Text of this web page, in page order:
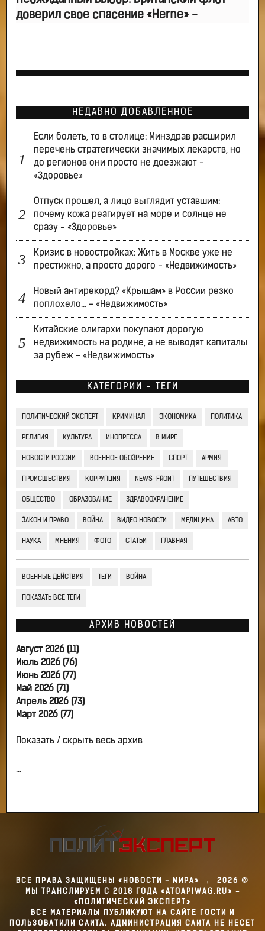
доверил свое спасение «Herne» -
НЕДАВНО ДОБАВЛЕННОЕ
Если болеть, то в столице: Минздрав расширил
перечень стратегически значимых лекарств, но
до регионов они просто не доезжают -
«Здоровье»
Отпуск прошел, а лицо выглядит уставшим:
почему кожа реагирует на море и солнце не
сразу - «Здоровье»
Кризис в новостройках: Жить в Москве уже не
престижно, а просто дорого - «Недвижимость»
Новый антирекорд? «Крышам» в России резко
поплохело… - «Недвижимость»
Китайские олигархи покупают дорогую
недвижимость на родине, а не выводят капиталы
за рубеж - «Недвижимость»
КАТЕГОРИИ - ТЕГИ
ПОЛИТИЧЕСКИЙ ЭКСПЕРТ КРИМИНАЛ ЭКОНОМИКА ПОЛИТИКА
РЕЛИГИЯ КУЛЬТУРА ИНОПРЕССА В МИРЕ
НОВОСТИ РОССИИ ВОЕННОЕ ОБОЗРЕНИЕ СПОРТ АРМИЯ
ПРОИСШЕСТВИЯ КОРРУПЦИЯ NEWS-FRONT ПУТЕШЕСТВИЯ
ОБЩЕСТВО ОБРАЗОВАНИЕ ЗДРАВООХРАНЕНИЕ
ЗАКОН И ПРАВО ВОЙНА ВИДЕО НОВОСТИ МЕДИЦИНА АВТО
НАУКА МНЕНИЯ ФОТО СТАТЬИ ГЛАВНАЯ
ВОЕННЫЕ ДЕЙСТВИЯ ТЕГИ ВОЙНА
ПОКАЗАТЬ ВСЕ ТЕГИ
АРХИВ НОВОСТЕЙ
Август 2026 (11)
Июль 2026 (76)
Июнь 2026 (77)
Май 2026 (71)
Апрель 2026 (73)
Март 2026 (77)
Показать / скрыть весь архив
...
ВСЕ ПРАВА ЗАЩИЩЕНЫ «НОВОСТИ - МИРА» → 2026 ©
МЫ ТРАНСЛИРУЕМ С 2018 ГОДА «ATOAPIWAG.RU» -
«ПОЛИТИЧЕСКИЙ ЭКСПЕРТ»
ВСЕ МАТЕРИАЛЫ ПУБЛИКУЮТ НА САЙТЕ ГОСТИ И
ПОЛЬЗОВАТИЛИ САЙТА. АДМИНИСТРАЦИЯ САЙТА НЕ НЕСЕТ